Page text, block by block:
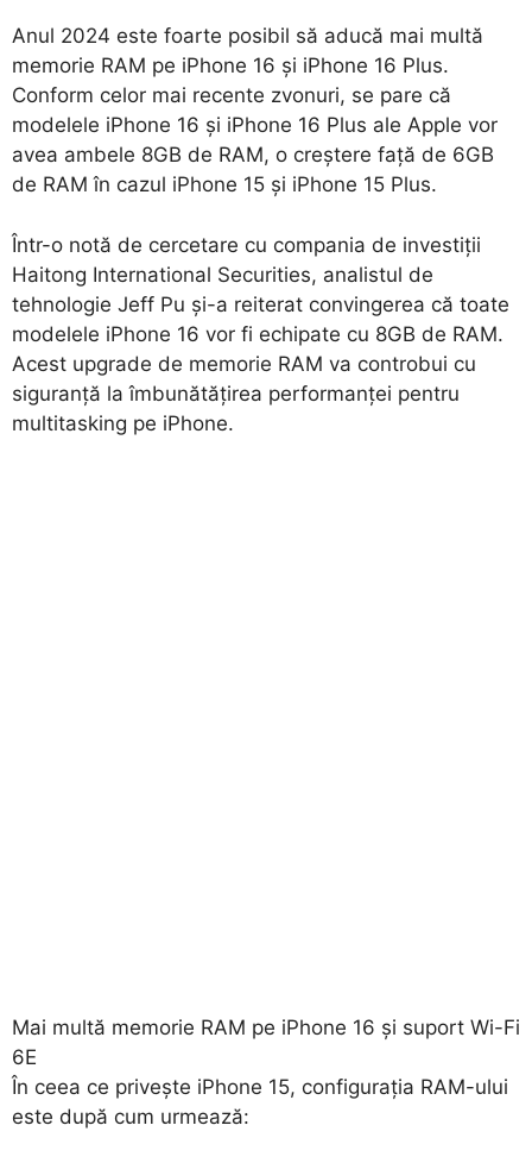
Anul 2024 este foarte posibil să aducă mai multă
memorie RAM pe iPhone 16 și iPhone 16 Plus.
Conform celor mai recente zvonuri, se pare că
modelele iPhone 16 și iPhone 16 Plus ale Apple vor
avea ambele 8GB de RAM, o creștere față de 6GB
de RAM în cazul iPhone 15 și iPhone 15 Plus.
Într-o notă de cercetare cu compania de investiții
Haitong International Securities, analistul de
tehnologie Jeff Pu și-a reiterat convingerea că toate
modelele iPhone 16 vor fi echipate cu 8GB de RAM.
Acest upgrade de memorie RAM va controbui cu
siguranță la îmbunătățirea performanței pentru
multitasking pe iPhone.
Mai multă memorie RAM pe iPhone 16 și suport Wi-Fi
6E
În ceea ce privește iPhone 15, configurația RAM-ului
este după cum urmează: